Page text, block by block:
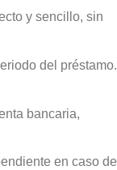
y sencillo, sin
del préstamo.
bancaria,
en caso de